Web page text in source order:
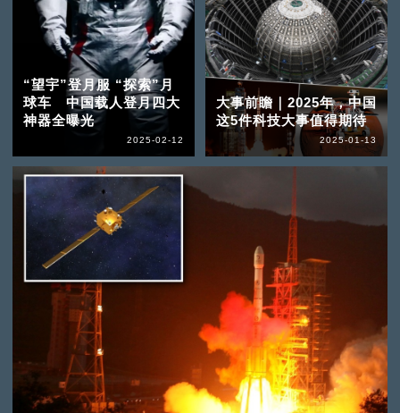
“望宇”登月服 “探索”月
球车 中国载人登月四大
神器全曝光
2025-02-12
大事前瞻｜2025年，中国
这5件科技大事值得期待
2025-01-13